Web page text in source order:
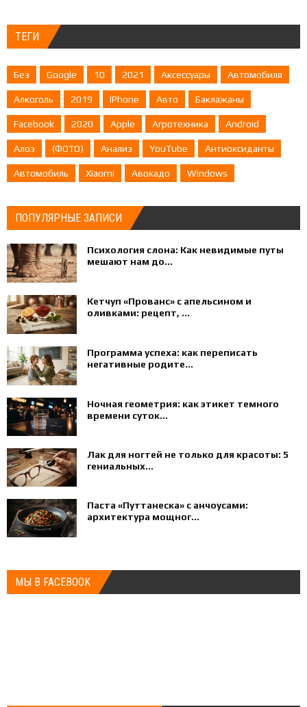
ТЕГИ
Без Google 10 2021 Аксессуары Автомобиля
Алкоголь 2019 IPhone Авто Баклажаны
Facebook 2020 Apple Агротехника Android
Алоэ (ФОТО) Анализ YouTube Антиоксиданты
Автомобиль Xiaomi Авокадо Windows
ПОПУЛЯРНЫЕ ЗАПИСИ
Психология слона: Как невидимые путы
мешают нам до...
Кетчуп «Прованс» с апельсином и
оливками: рецепт, ...
Программа успеха: как переписать
негативные родите...
Ночная геометрия: как этикет темного
времени суток...
Лак для ногтей не только для красоты: 5
гениальных...
Паста «Путтанеска» с анчоусами:
архитектура мощног...
МЫ В FACEBOOK